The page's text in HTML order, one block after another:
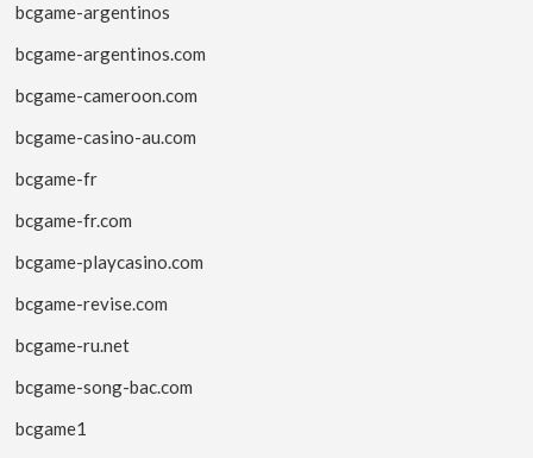
bcgame-argentinos
bcgame-argentinos.com
bcgame-cameroon.com
bcgame-casino-au.com
bcgame-fr
bcgame-fr.com
bcgame-playcasino.com
bcgame-revise.com
bcgame-ru.net
bcgame-song-bac.com
bcgame1